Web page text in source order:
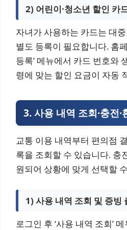
2) 어린이·청소년 할인 카
자녀가 사용하는 카드는 대
별도 등록이 필요합니다. 홈
등록’ 메뉴에서 카드 번호와
령에 맞는 할인 요금이 자동
3. 사용 내역 조회·충전
교통 이용 내역부터 편의점
록을 조회할 수 있습니다. 충
원되어 상황에 맞게 선택할
1) 사용 내역 조회 및 증빙
로그인 후 ‘사용 내역 조회’